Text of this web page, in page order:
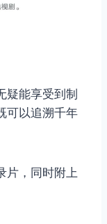
疑能享受到制
可以追溯千年
片，同时附上